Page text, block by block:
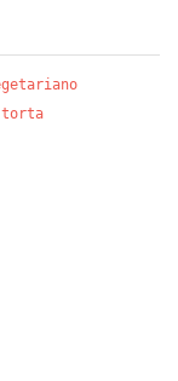
torta